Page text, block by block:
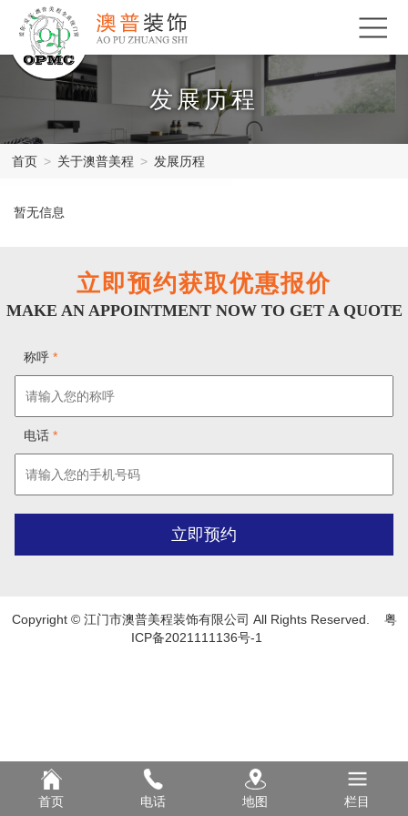
发展历程
首页 > 关于澳普美程 > 发展历程
暂无信息
立即预约获取优惠报价
MAKE AN APPOINTMENT NOW TO GET A QUOTE
称呼 *
电话 *
Copyright © 江门市澳普美程装饰有限公司 All Rights Reserved. 粤
ICP备2021111136号-1
首页 电话 地图 栏目